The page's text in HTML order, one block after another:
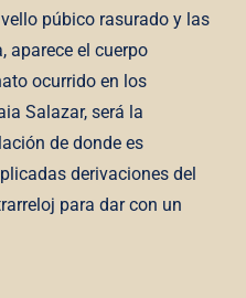
púbico rasurado y las
aparece el cuerpo
ocurrido en los
Salazar, será la
de donde es
derivaciones del
para dar con un